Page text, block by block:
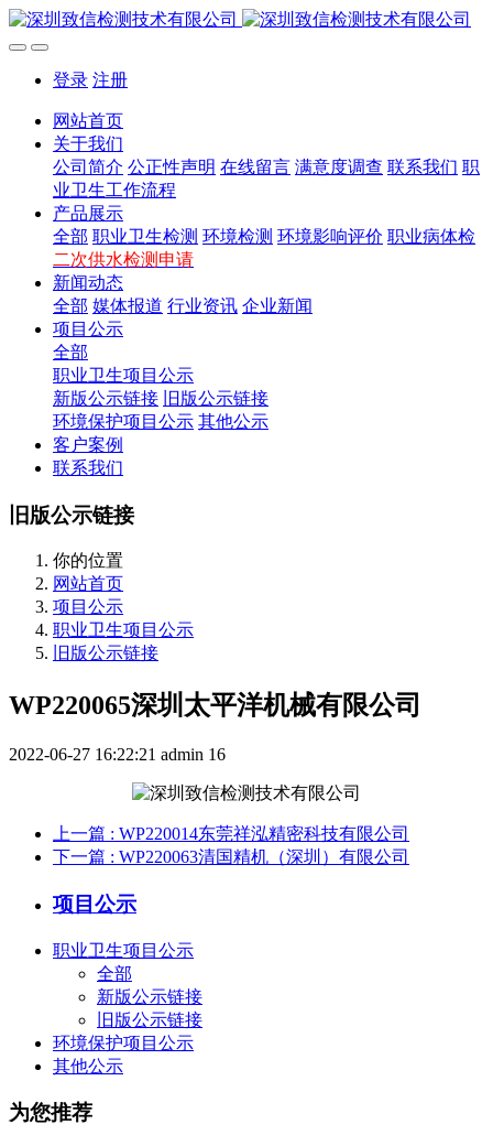
登录 注册
网站首页
关于我们
公司简介 公正性声明 在线留言 满意度调查 联系我们 职
业卫生工作流程
产品展示
全部 职业卫生检测 环境检测 环境影响评价 职业病体检
二次供水检测申请
新闻动态
全部 媒体报道 行业资讯 企业新闻
项目公示
全部
职业卫生项目公示
新版公示链接
旧版公示链接
环境保护项目公示 其他公示
客户案例
联系我们
旧版公示链接
你的位置
网站首页
项目公示
职业卫生项目公示
旧版公示链接
WP220065深圳太平洋机械有限公司
2022-06-27 16:22:21 admin 16
上一篇 : WP220014东莞祥泓精密科技有限公司
下一篇 : WP220063清国精机（深圳）有限公司
项目公示
职业卫生项目公示
全部
新版公示链接
旧版公示链接
环境保护项目公示
其他公示
为您推荐